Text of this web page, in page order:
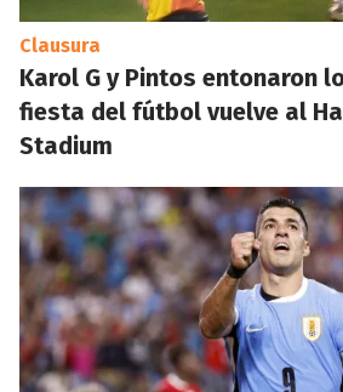
Clausura
Karol G y Pintos entonaron
fiesta del fútbol vuelve al
Stadium